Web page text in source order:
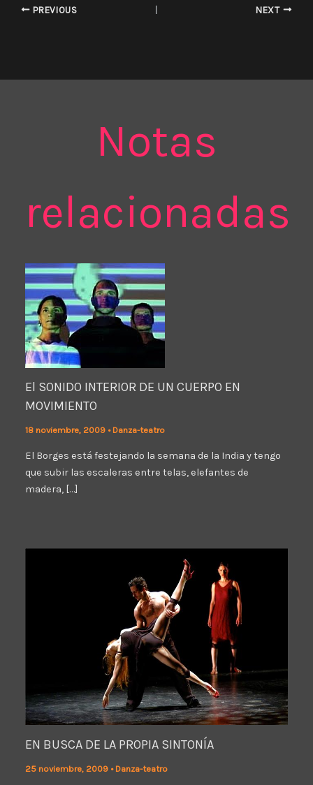
PREVIOUS NEXT
Notas
relacionadas
El SONIDO INTERIOR DE UN CUERPO EN
MOVIMIENTO
18 noviembre, 2009 • Danza-teatro
El Borges está festejando la semana de la India y tengo
que subir las escaleras entre telas, elefantes de
madera, […]
EN BUSCA DE LA PROPIA SINTONÍA
25 noviembre, 2009 • Danza-teatro